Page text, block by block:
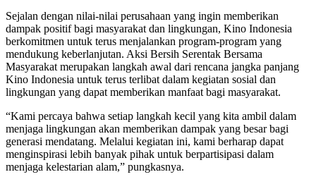
Sejalan dengan nilai-nilai perusahaan yang ingin memberikan
dampak positif bagi masyarakat dan lingkungan, Kino Indonesia
berkomitmen untuk terus menjalankan program-program yang
mendukung keberlanjutan. Aksi Bersih Serentak Bersama
Masyarakat merupakan langkah awal dari rencana jangka panjang
Kino Indonesia untuk terus terlibat dalam kegiatan sosial dan
lingkungan yang dapat memberikan manfaat bagi masyarakat.
“Kami percaya bahwa setiap langkah kecil yang kita ambil dalam
menjaga lingkungan akan memberikan dampak yang besar bagi
generasi mendatang. Melalui kegiatan ini, kami berharap dapat
menginspirasi lebih banyak pihak untuk berpartisipasi dalam
menjaga kelestarian alam,” pungkasnya.